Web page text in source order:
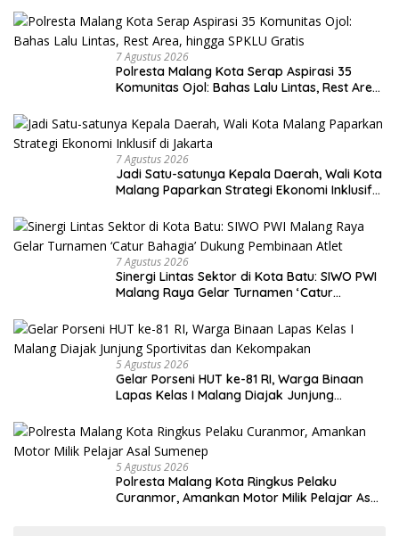
7 Agustus 2026
Polresta Malang Kota Serap Aspirasi 35
Komunitas Ojol: Bahas Lalu Lintas, Rest Area,
7 Agustus 2026
Jadi Satu-satunya Kepala Daerah, Wali Kota
Malang Paparkan Strategi Ekonomi Inklusif
7 Agustus 2026
Sinergi Lintas Sektor di Kota Batu: SIWO PWI
Malang Raya Gelar Turnamen ‘Catur
5 Agustus 2026
Gelar Porseni HUT ke-81 RI, Warga Binaan
Lapas Kelas I Malang Diajak Junjung
5 Agustus 2026
Polresta Malang Kota Ringkus Pelaku
Curanmor, Amankan Motor Milik Pelajar Asal